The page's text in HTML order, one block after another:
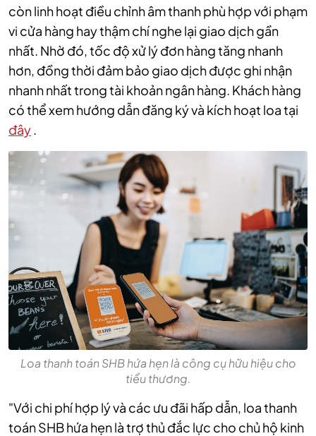
còn linh hoạt điều chỉnh âm thanh phù hợp với phạm
vi cửa hàng hay thậm chí nghe lại giao dịch gần
nhất. Nhờ đó, tốc độ xử lý đơn hàng tăng nhanh
hơn, đồng thời đảm bảo giao dịch được ghi nhận
nhanh nhất trong tài khoản ngân hàng. Khách hàng
có thể xem hướng dẫn đăng ký và kích hoạt loa tại
đây
Loa thanh toán SHB hứa hẹn là công cụ hữu hiệu cho
tiểu thương.
"Với chi phí hợp lý và các ưu đãi hấp dẫn, loa thanh
toán SHB hứa hẹn là trợ thủ đắc lực cho chủ hộ kinh